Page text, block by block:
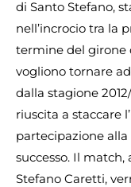
di Santo Stefano,
nell’incrocio tra la
termine del girone
vogliono tornare
dalla stagione
riuscita a staccare
partecipazione
successo. Il
Stefano Caretti,